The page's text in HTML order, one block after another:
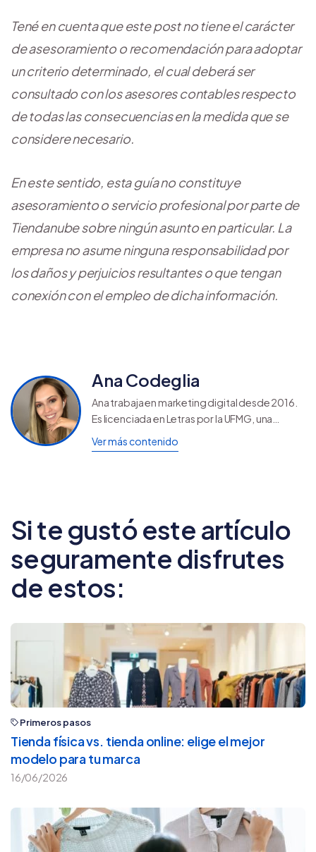
Tené en cuenta que este post no tiene el carácter
de asesoramiento o recomendación para adoptar
un criterio determinado, el cual deberá ser
consultado con los asesores contables respecto
de todas las consecuencias en la medida que se
considere necesario.
En este sentido, esta guía no constituye
asesoramiento o servicio profesional por parte de
Tiendanube sobre ningún asunto en particular. La
empresa no asume ninguna responsabilidad por
los daños y perjuicios resultantes o que tengan
conexión con el empleo de dicha información.
Ana Codeglia
Ana trabaja en marketing digital desde 2016.
Es licenciada en Letras por la UFMG, una
Universidad Federal de Brasil, y descubrió su
verdadera pasión cuando supo que era
Ver más contenido
Si te gustó este artículo
seguramente disfrutes
de estos:
Primeros pasos
Tienda física vs. tienda online: elige el mejor
modelo para tu marca
16/06/2026